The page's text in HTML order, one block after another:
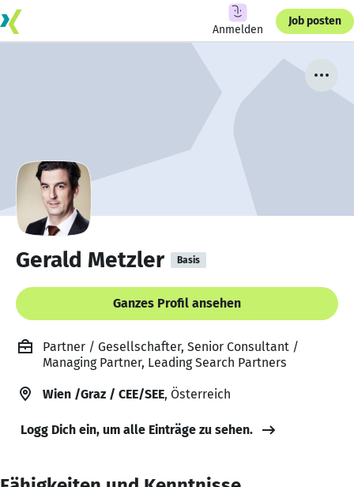
Anmelden
Job posten
Gerald Metzler Basis
Ganzes Profil ansehen
Partner / Gesellschafter, Senior Consultant /
Managing Partner, Leading Search Partners
Wien /Graz / CEE/SEE, Österreich
Logg Dich ein, um alle Einträge zu sehen.